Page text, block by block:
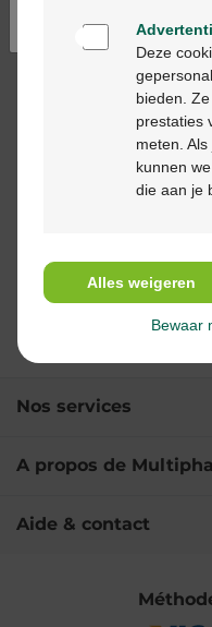
Viratop apotex 5 %
creme 3g
2g
Nos services
A propos de
Aide & contact
Deze
bieden.
prestaties
meten.
kunnen
die aan je
Alles weigeren
Bewaar